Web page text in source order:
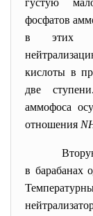
густую
фосфатов
в этих
кислоты в
две
аммофоса
отношения
в барабанах